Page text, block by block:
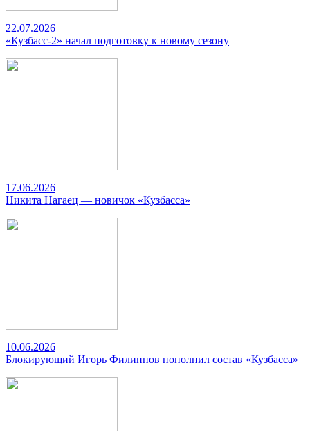
22.07.2026
«Кузбасс-2» начал подготовку к новому сезону
17.06.2026
Никита Нагаец — новичок «Кузбасса»
10.06.2026
Блокирующий Игорь Филиппов пополнил состав «Кузбасса»